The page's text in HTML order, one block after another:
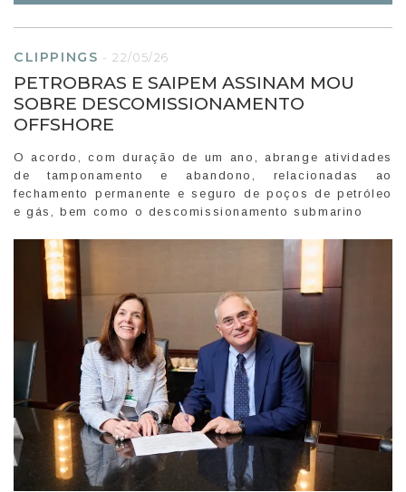
CLIPPINGS - 22/05/26
PETROBRAS E SAIPEM ASSINAM MOU
SOBRE DESCOMISSIONAMENTO
OFFSHORE
O acordo, com duração de um ano, abrange atividades
de tamponamento e abandono, relacionadas ao
fechamento permanente e seguro de poços de petróleo
e gás, bem como o descomissionamento submarino